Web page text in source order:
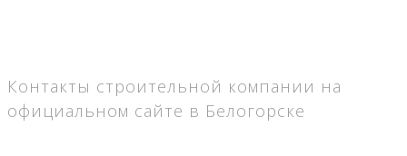
Контакты строительной компании на
официальном сайте в Белогорске